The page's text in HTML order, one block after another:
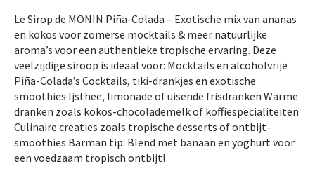
Le Sirop de MONIN Piña-Colada – Exotische mix van ananas
en kokos voor zomerse mocktails & meer natuurlijke
aroma’s voor een authentieke tropische ervaring. Deze
veelzijdige siroop is ideaal voor: Mocktails en alcoholvrije
Piña-Colada’s Cocktails, tiki-drankjes en exotische
smoothies Ijsthee, limonade of uisende frisdranken Warme
dranken zoals kokos-chocolademelk of koffiespecialiteiten
Culinaire creaties zoals tropische desserts of ontbijt-
smoothies Barman tip: Blend met banaan en yoghurt voor
een voedzaam tropisch ontbijt!